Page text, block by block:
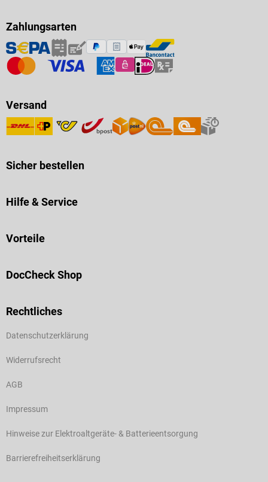
Zahlungsarten
Versand
Sicher bestellen
Hilfe & Service
Vorteile
DocCheck Shop
Rechtliches
Datenschutzerklärung
Widerrufsrecht
AGB
Impressum
Hinweise zur Elektroaltgeräte- & Batterieentsorgung
Barrierefreiheitserklärung